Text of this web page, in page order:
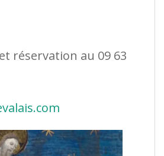
réservation au 09 63